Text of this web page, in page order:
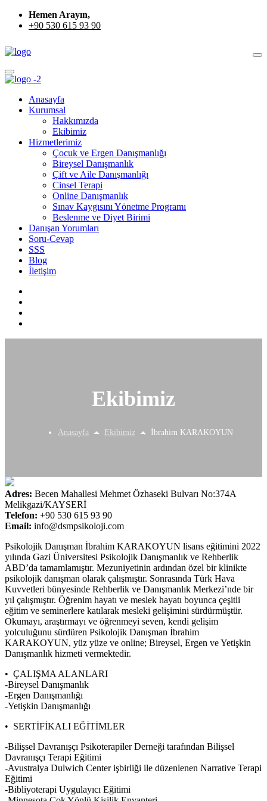
Hemen Arayın,
+90 530 615 93 90
Anasayfa
Kurumsal
Hakkımızda
Ekibimiz
Hizmetlerimiz
Çocuk ve Ergen Danışmanlığı
Bireysel Danışmanlık
Çift ve Aile Danışmanlığı
Cinsel Terapi
Online Danışmanlık
Sınav Kaygısını Yönetme Programı
Beslenme ve Diyet Birimi
Danışan Yorumları
Soru-Cevap
SSS
Blog
İletişim
Ekibimiz
Anasayfa Ekibimiz İbrahim KARAKOYUN
Adres: Becen Mahallesi Mehmet Özhaseki Bulvarı No:374A
Melikgazi/KAYSERİ
Telefon: +90 530 615 93 90
Email: info@dsmpsikoloji.com
Psikolojik Danışman İbrahim KARAKOYUN lisans eğitimini 2022
yılında Gazi Üniversitesi Psikolojik Danışmanlık ve Rehberlik
ABD’da tamamlamıştır. Mezuniyetinin ardından özel bir klinikte
psikolojik danışman olarak çalışmıştır. Sonrasında Türk Hava
Kuvvetleri bünyesinde Rehberlik ve Danışmanlık Merkezi’nde bir
yıl çalışmıştır. Öğrenim hayatı ve meslek hayatı boyunca çeşitli
eğitim ve seminerlere katılarak mesleki gelişimini sürdürmüştür.
Okumayı, araştırmayı ve öğrenmeyi seven, kendi gelişim
yolculuğunu sürdüren Psikolojik Danışman İbrahim
KARAKOYUN, yüz yüze ve online; Bireysel, Ergen ve Yetişkin
Danışmanlık hizmeti vermektedir.
• ÇALIŞMA ALANLARI
-Bireysel Danışmanlık
-Ergen Danışmanlığı
-Yetişkin Danışmanlığı
• SERTİFİKALI EĞİTİMLER
-Bilişsel Davranışçı Psikoterapiler Derneği tarafından Bilişsel
Davranışçı Terapi Eğitimi
-Avustralya Dulwich Center işbirliği ile düzenlenen Narrative Terapi
Eğitimi
-Bibliyoterapi Uygulayıcı Eğitimi